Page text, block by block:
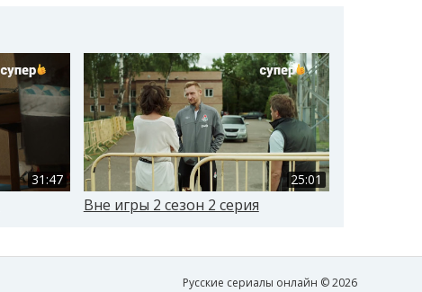
31:47 25:01
Вне игры 2 сезон 2 серия
Русские сериалы онлайн © 2026